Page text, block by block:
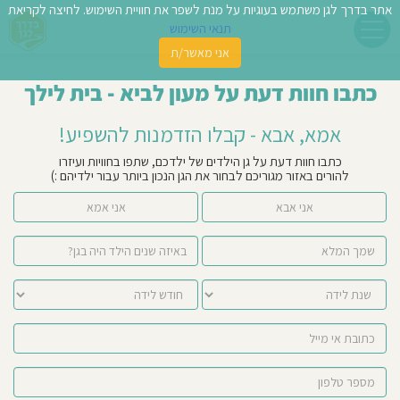
כתבו חוות דעת על מעון לביא - בית לילך
אמא, אבא - קבלו הזדמנות להשפיע!
כתבו חוות דעת על גן הילדים של ילדכם, שתפו בחוויות ועיזרו
להורים באזור מגוריכם לבחור את הגן הנכון ביותר עבור ילדיהם :)
אני אמא אני אבא
אתר בדרך לגן משתמש בעוגיות על מנת לשפר את חוויית השימוש. לחיצה לקריאת
תנאי השימוש
אני מאשר/ת